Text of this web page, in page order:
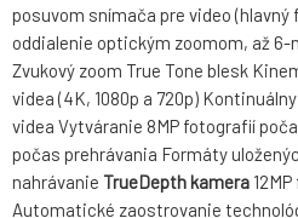
posuvom snímača pre video
oddialenie optickým zoomom, až
Zvukový zoom True Tone blesk
videa (4K, 1080p a 720p)
videa Vytváranie 8MP fotografií
počas prehrávania Formáty
nahrávanie TrueDepth kamera
Automatické zaostrovanie